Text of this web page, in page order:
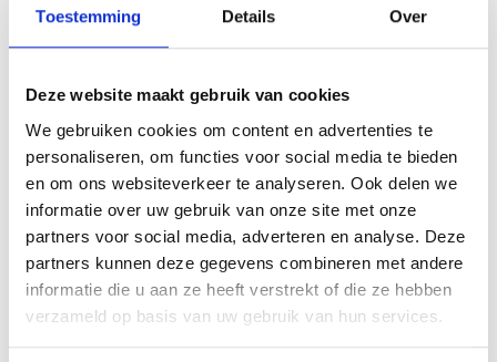
Toestemming Details Over
Deze website maakt gebruik van cookies
We gebruiken cookies om content en advertenties te
personaliseren, om functies voor social media te bieden
en om ons websiteverkeer te analyseren. Ook delen we
informatie over uw gebruik van onze site met onze
partners voor social media, adverteren en analyse. Deze
partners kunnen deze gegevens combineren met andere
informatie die u aan ze heeft verstrekt of die ze hebben
verzameld op basis van uw gebruik van hun services.
ons op de kamer en 9 van de 10 keer bij ons in bed.
Hoe fijn ik hem bij ons in bed ook vond en soms nog
vind. Meneer is ontpopt tot een kungfu panda en als hij
bij ons ligt, betekent dat dus voeten in je oog, tegen je
keel, vingers in je oren en ga zo maar even door. Dus
het werd wel weer tijd dat meneer naar zijn eigen bed
verhuisde. Nu was het probleem dus letterlijk, zijn bed.
Het maakt niet uit hoe diep hij sliep, op het moment dat
hij zijn bed raakt, was het krijsen.